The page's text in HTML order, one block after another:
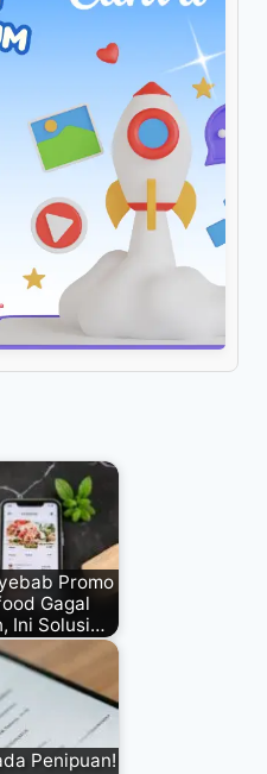
Promo
Gagal
Ini Solusi…
Penipuan!